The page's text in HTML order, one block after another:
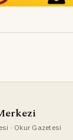
· Okur Gazetesi